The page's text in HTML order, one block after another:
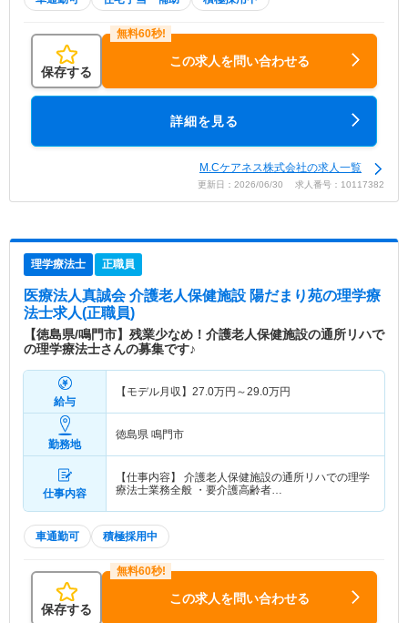
保存する
この求人を問い合わせる
詳細を見る
M.Cケアネス株式会社の求人一覧
更新日：2026/06/30 求人番号：10117382
理学療法士 正職員
医療法人真誠会 介護老人保健施設 陽だまり苑の理学療
法士求人(正職員)
【徳島県/鳴門市】残業少なめ！介護老人保健施設の通所リハで
の理学療法士さんの募集です♪
給与
【モデル月収】 27.0万円～29.0万円
勤務地
徳島県 鳴門市
仕事内容
【仕事内容】 介護老人保健施設の通所リハでの理学
療法士業務全般 ・要介護高齢者…
車通勤可 積極採用中
保存する
この求人を問い合わせる